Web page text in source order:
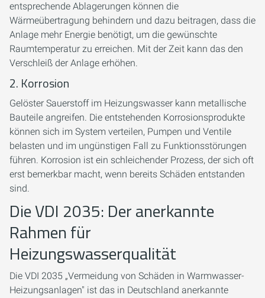
entsprechende Ablagerungen können die
Wärmeübertragung behindern und dazu beitragen, dass die
Anlage mehr Energie benötigt, um die gewünschte
Raumtemperatur zu erreichen. Mit der Zeit kann das den
Verschleiß der Anlage erhöhen.
2. Korrosion
Gelöster Sauerstoff im Heizungswasser kann metallische
Bauteile angreifen. Die entstehenden Korrosionsprodukte
können sich im System verteilen, Pumpen und Ventile
belasten und im ungünstigen Fall zu Funktionsstörungen
führen. Korrosion ist ein schleichender Prozess, der sich oft
erst bemerkbar macht, wenn bereits Schäden entstanden
sind.
Die VDI 2035: Der anerkannte
Rahmen für
Heizungswasserqualität
Die VDI 2035 „Vermeidung von Schäden in Warmwasser-
Heizungsanlagen" ist das in Deutschland anerkannte